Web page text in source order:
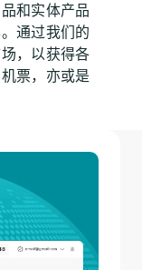
和实体产品
通过我们的
，以获得各
票，亦或是